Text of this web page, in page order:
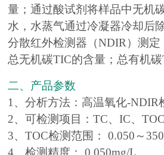
量；通过酸试剂将样品中无机
水，水蒸气通过冷凝器冷却后
分散红外检测器（NDIR）测定
总无机碳TIC的含量；总有机碳
二、产品参数
1、分析方法：高温氧化-NDIR
2、可检测项目：TC、IC、
3、TOC检测范围： 0.050～
4、检测精度： 0.050mg/L